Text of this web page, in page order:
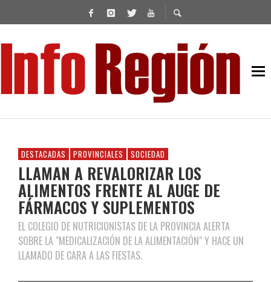
DESTACADAS PROVINCIALES SOCIEDAD
LLAMAN A REVALORIZAR LOS
ALIMENTOS FRENTE AL AUGE DE
FÁRMACOS Y SUPLEMENTOS
EL COLEGIO DE NUTRICIONISTAS DE LA PROVINCIA ALERTA
SOBRE LA "MEDICALIZACIÓN DE LA ALIMENTACIÓN" Y HACE UN
LLAMADO DE CARA A LAS FIESTAS.